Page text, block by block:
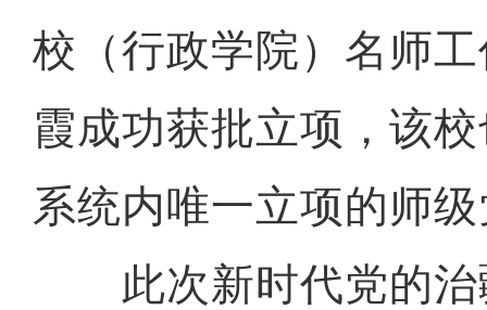
校（行政学院）名师
霞成功获批立项，该
系统内唯一立项的师
此次新时代党的治